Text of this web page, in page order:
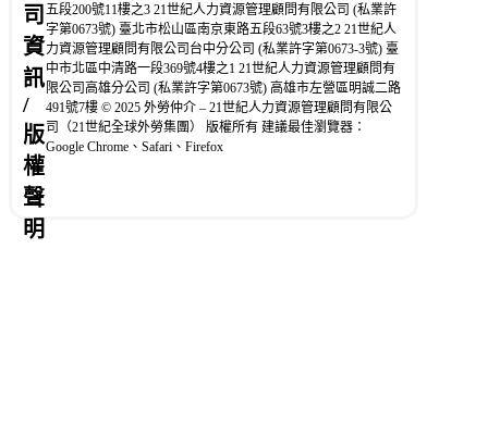
司
資
訊
/
版
權
聲
明
五段200號11樓之3 21世紀人力資源管理顧問有限公司 (私業許
字第0673號) 臺北市松山區南京東路五段63號3樓之2 21世紀人
力資源管理顧問有限公司台中分公司 (私業許字第0673-3號) 臺
中市北區中清路一段369號4樓之1 21世紀人力資源管理顧問有
限公司高雄分公司 (私業許字第0673號) 高雄市左營區明誠二路
491號7樓 © 2025 外勞仲介 – 21世紀人力資源管理顧問有限公
司（21世紀全球外勞集團） 版權所有 建議最佳瀏覽器：
Google Chrome、Safari、Firefox